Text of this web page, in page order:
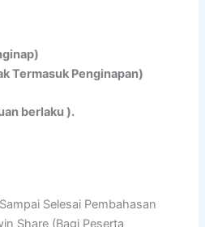
Termasuk Penginapan)
berlaku ).
Selesai Pembahasan
Share (Bagi Peserta